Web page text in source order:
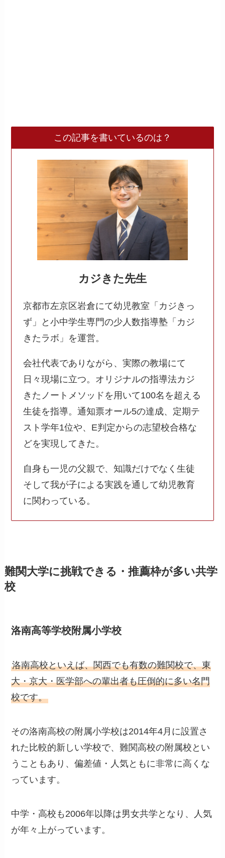
この記事を書いているのは？
カジきた先生
京都市左京区岩倉にて幼児教室「カジきっ
ず」と小中学生専門の少人数指導塾「カジ
きたラボ」を運営。
会社代表でありながら、実際の教場にて
日々現場に立つ。オリジナルの指導法カジ
きたノートメソッドを用いて100名を超える
生徒を指導。通知票オール5の達成、定期テ
スト学年1位や、E判定からの志望校合格な
どを実現してきた。
自身も一児の父親で、知識だけでなく生徒
そして我が子による実践を通して幼児教育
に関わっている。
難関大学に挑戦できる・推薦枠が多い共学
校
洛南高等学校附属小学校
洛南高校といえば、関西でも有数の難関校で、東
大・京大・医学部への輩出者も圧倒的に多い名門
校です。
その洛南高校の附属小学校は2014年4月に設置さ
れた比較的新しい学校で、難関高校の附属校とい
うこともあり、偏差値・人気ともに非常に高くな
っています。
中学・高校も2006年以降は男女共学となり、人気
が年々上がっています。